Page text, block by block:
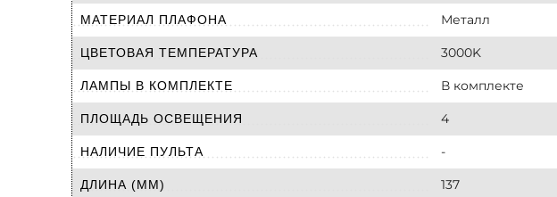
МАТЕРИАЛ ПЛАФОНА Металл
ЦВЕТОВАЯ ТЕМПЕРАТУРА 3000K
ЛАМПЫ В КОМПЛЕКТЕ В комплекте
ПЛОЩАДЬ ОСВЕЩЕНИЯ 4
НАЛИЧИЕ ПУЛЬТА -
ДЛИНА (ММ) 137